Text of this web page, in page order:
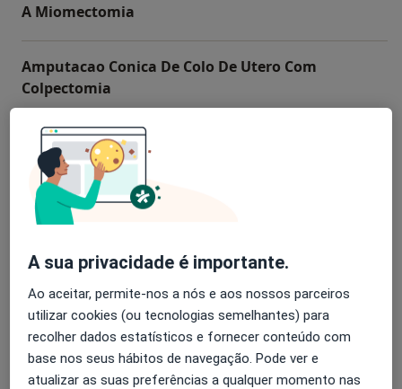
A Miomectomia
Amputacao Conica De Colo De Utero Com
Colpectomia
Bartolinectomia
Biopsia De Endometrio Colo Do Utero
Cesariana
+ 28 serviços
Como mostramos os preços?
A sua privacidade é importante.
Ao aceitar, permite-nos a nós e aos nossos parceiros
utilizar cookies (ou tecnologias semelhantes) para
recolher dados estatísticos e fornecer conteúdo com
base nos seus hábitos de navegação. Pode ver e
atualizar as suas preferências a qualquer momento nas